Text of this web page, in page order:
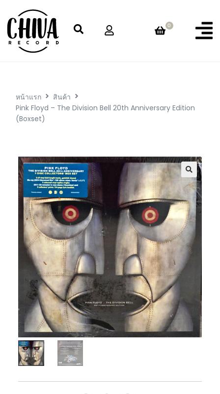
0
หน้าแรก
สินค้า
Pink Floyd – The Division Bell 20th Anniversary Edition
(Boxset)